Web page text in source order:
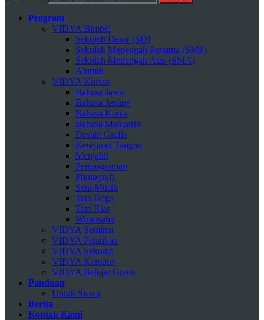
Program
VIDYA Bimbel
Sekolah Dasar (SD)
Sekolah Menengah Pertama (SMP)
Sekolah Menengah Atas (SMA)
Alumni
VIDYA Kursus
Bahasa Jawa
Bahasa Jepang
Bahasa Korea
Bahasa Mandarin
Desain Grafis
Kerajinan Tangan
Menjahit
Pemrograman
Photografi
Seni Musik
Tata Boga
Tata Rias
Wirausaha
VIDYA Seminar
VIDYA Pelatihan
VIDYA Sekolah
VIDYA Kampus
VIDYA Belajar Gratis
Panduan
Untuk Siswa
Berita
Kontak Kami